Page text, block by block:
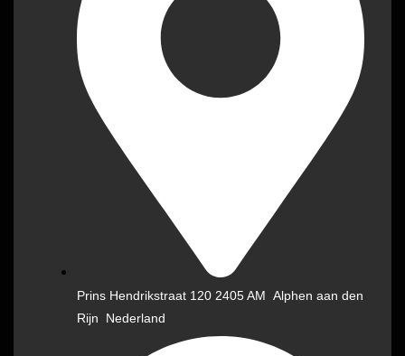
Prins Hendrikstraat 120 2405 AM Alphen aan den
Rijn Nederland